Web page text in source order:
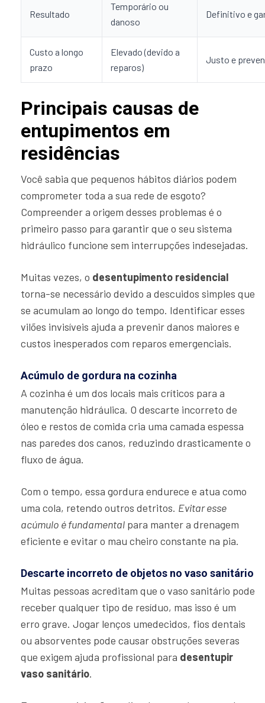
Resultado
Temporário ou
danoso
Definitivo e
Custo a longo
prazo
Elevado (devido a
reparos)
Justo e
Principais causas de
entupimentos em
residências
Você sabia que pequenos hábitos diários podem
comprometer toda a sua rede de esgoto?
Compreender a origem desses problemas é o
primeiro passo para garantir que o seu sistema
hidráulico funcione sem interrupções indesejadas.
Muitas vezes, o desentupimento residencial
torna-se necessário devido a descuidos simples que
se acumulam ao longo do tempo. Identificar esses
vilões invisíveis ajuda a prevenir danos maiores e
custos inesperados com reparos emergenciais.
Acúmulo de gordura na cozinha
A cozinha é um dos locais mais críticos para a
manutenção hidráulica. O descarte incorreto de
óleo e restos de comida cria uma camada espessa
nas paredes dos canos, reduzindo drasticamente o
fluxo de água.
Com o tempo, essa gordura endurece e atua como
uma cola, retendo outros detritos. Evitar esse
acúmulo é fundamental para manter a drenagem
eficiente e evitar o mau cheiro constante na pia.
Descarte incorreto de objetos no vaso sanitário
Muitas pessoas acreditam que o vaso sanitário pode
receber qualquer tipo de resíduo, mas isso é um
erro grave. Jogar lenços umedecidos, fios dentais
ou absorventes pode causar obstruções severas
que exigem ajuda profissional para desentupir
vaso sanitário.